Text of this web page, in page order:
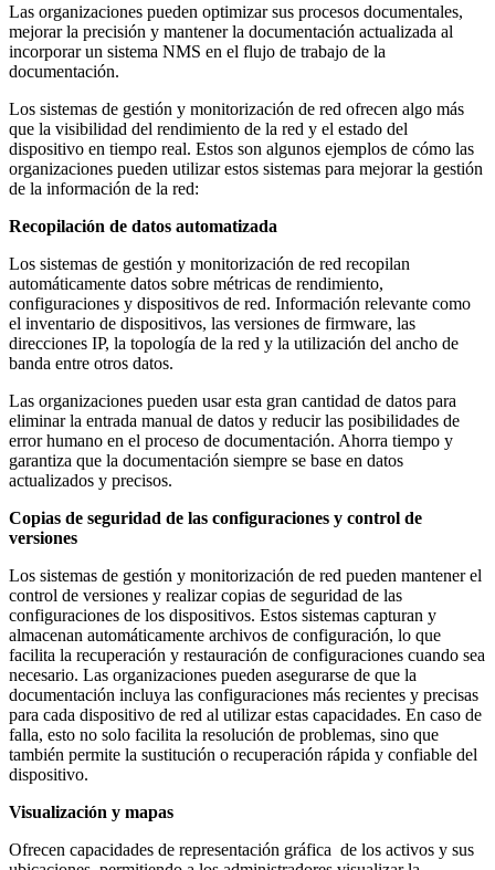
Las organizaciones pueden optimizar sus procesos documentales,
mejorar la precisión y mantener la documentación actualizada al
incorporar un sistema NMS en el flujo de trabajo de la
documentación.
Los sistemas de gestión y monitorización de red ofrecen algo más
que la visibilidad del rendimiento de la red y el estado del
dispositivo en tiempo real. Estos son algunos ejemplos de cómo las
organizaciones pueden utilizar estos sistemas para mejorar la gestión
de la información de la red:
Recopilación de datos automatizada
Los sistemas de gestión y monitorización de red recopilan
automáticamente datos sobre métricas de rendimiento,
configuraciones y dispositivos de red. Información relevante como
el inventario de dispositivos, las versiones de firmware, las
direcciones IP, la topología de la red y la utilización del ancho de
banda entre otros datos.
Las organizaciones pueden usar esta gran cantidad de datos para
eliminar la entrada manual de datos y reducir las posibilidades de
error humano en el proceso de documentación. Ahorra tiempo y
garantiza que la documentación siempre se base en datos
actualizados y precisos.
Copias de seguridad de las configuraciones y control de
versiones
Los sistemas de gestión y monitorización de red pueden mantener el
control de versiones y realizar copias de seguridad de las
configuraciones de los dispositivos. Estos sistemas capturan y
almacenan automáticamente archivos de configuración, lo que
facilita la recuperación y restauración de configuraciones cuando sea
necesario. Las organizaciones pueden asegurarse de que la
documentación incluya las configuraciones más recientes y precisas
para cada dispositivo de red al utilizar estas capacidades. En caso de
falla, esto no solo facilita la resolución de problemas, sino que
también permite la sustitución o recuperación rápida y confiable del
dispositivo.
Visualización y mapas
Ofrecen capacidades de representación gráfica de los activos y sus